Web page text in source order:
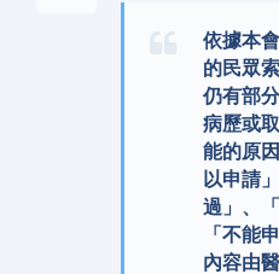
依據本
的民眾
仍有部
病歷或
能的原
以申請
過」、
「不能
內容由